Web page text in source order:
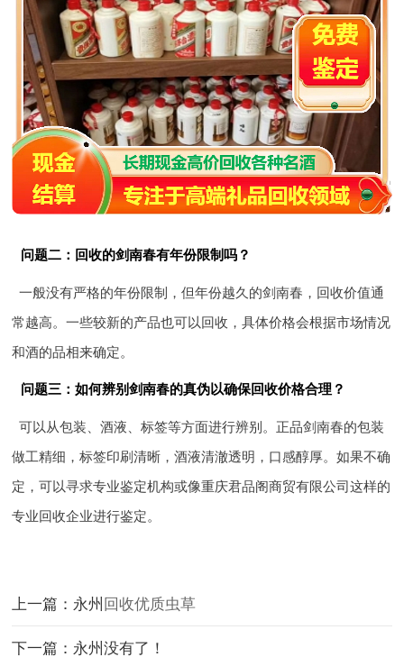
问题二：回收的剑南春有年份限制吗？
一般没有严格的年份限制，但年份越久的剑南春，回收价值通
常越高。一些较新的产品也可以回收，具体价格会根据市场情况
和酒的品相来确定。
问题三：如何辨别剑南春的真伪以确保回收价格合理？
可以从包装、酒液、标签等方面进行辨别。正品剑南春的包装
做工精细，标签印刷清晰，酒液清澈透明，口感醇厚。如果不确
定，可以寻求专业鉴定机构或像重庆君品阁商贸有限公司这样的
专业回收企业进行鉴定。
上一篇：永州 回收优质虫草
下一篇：永州没有了！